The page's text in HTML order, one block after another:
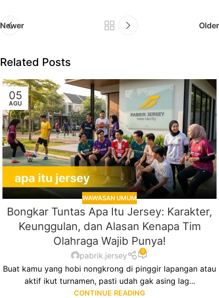
Newer Older
Related Posts
05
AGU
WAWASAN UMUM
Bongkar Tuntas Apa Itu Jersey: Karakter,
Keunggulan, dan Alasan Kenapa Tim
Olahraga Wajib Punya!
pabrik.jersey 0
Buat kamu yang hobi nongkrong di pinggir lapangan atau
aktif ikut turnamen, pasti udah gak asing lag...
CONTINUE READING